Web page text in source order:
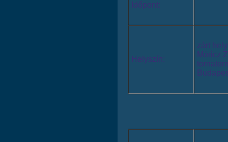
Időpont:
Helyszín:
zárt
Móricz